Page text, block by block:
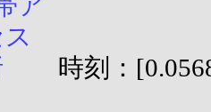
時刻：